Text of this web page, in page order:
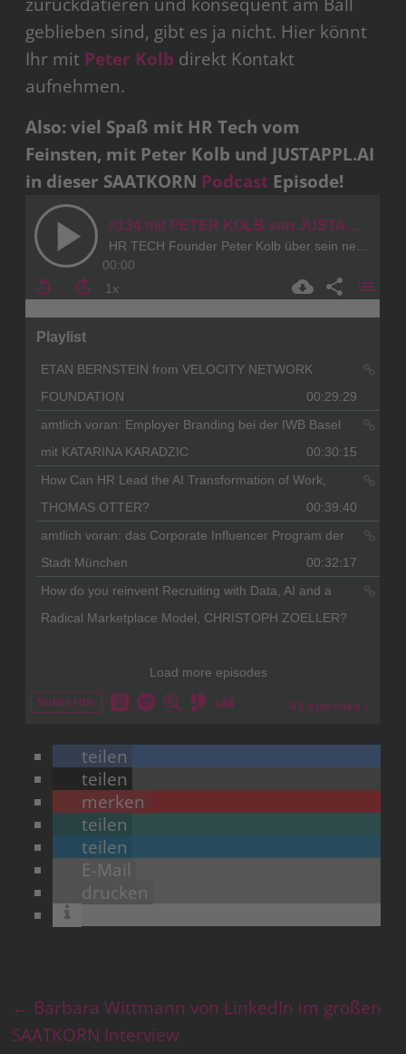
geblieben sind, gibt es ja nicht. Hier könnt
Ihr mit Peter Kolb direkt Kontakt
aufnehmen.
Also: viel Spaß mit HR Tech vom
Feinsten, mit Peter Kolb und JUSTAPPL.AI
in dieser SAATKORN Podcast Episode!
teilen
teilen
merken
teilen
teilen
E-Mail
drucken
← Barbara Wittmann von LinkedIn im großen
SAATKORN Interview